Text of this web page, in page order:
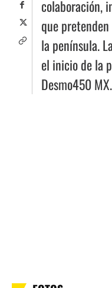
colaboración,
que
la península.
el inicio de la
Desmo450 MX.